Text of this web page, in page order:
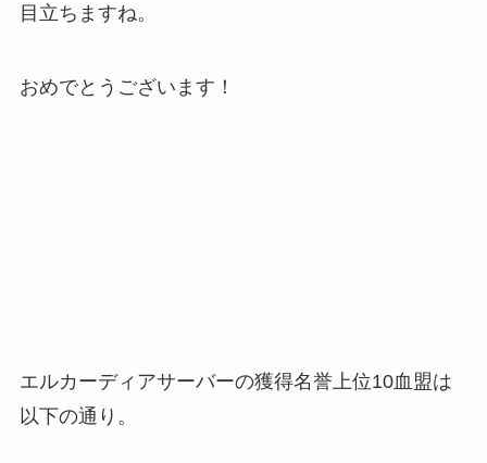
目立ちますね。
おめでとうございます！
エルカーディアサーバーの獲得名誉上位10血盟は
以下の通り。